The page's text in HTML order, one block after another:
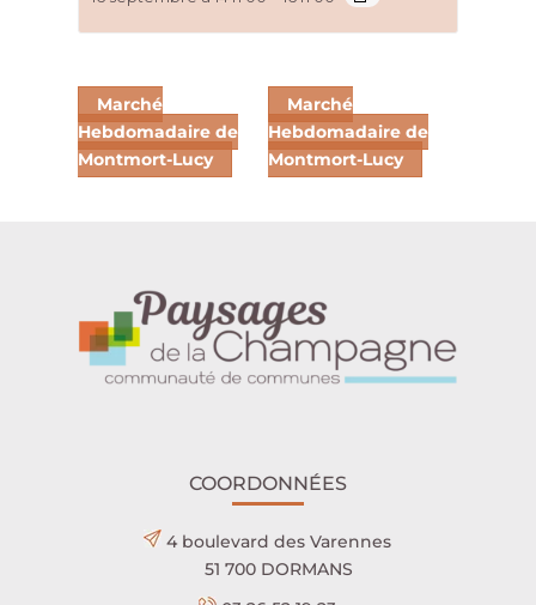
Marché
Hebdomadaire de
Montmort-Lucy
Marché
Hebdomadaire de
Montmort-Lucy
COORDONNÉES
4 boulevard des Varennes
51 700 DORMANS